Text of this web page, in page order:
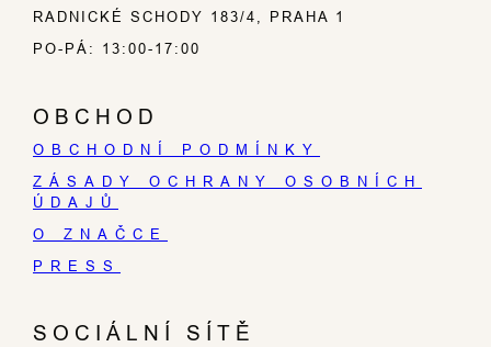
RADNICKÉ SCHODY 183/4, PRAHA 1
PO-PÁ: 13:00-17:00
OBCHOD
OBCHODNÍ PODMÍNKY
ZÁSADY OCHRANY OSOBNÍCH
ÚDAJŮ
O ZNAČCE
PRESS
SOCIÁLNÍ SÍTĚ